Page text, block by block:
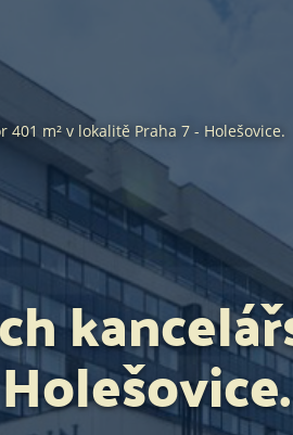
m² v lokalitě Praha 7 - Holešovice.